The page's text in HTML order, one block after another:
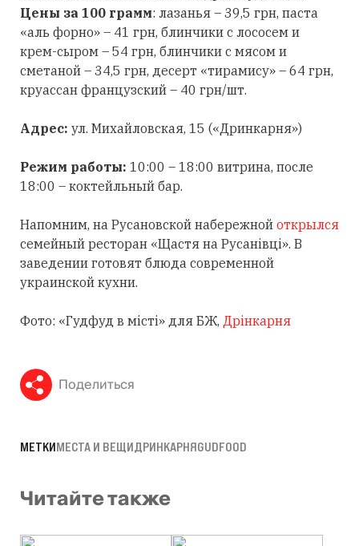
Цены за 100 грамм: лазанья – 39,5 грн, паста
«аль форно» – 41 грн, блинчики с лососем и
крем-сыром – 54 грн, блинчики с мясом и
сметаной – 34,5 грн, десерт «тирамису» – 64 грн,
круассан французский – 40 грн/шт.
Адрес: ул. Михайловская, 15 («Дринкарня»)
Режим работы: 10:00 – 18:00 витрина, после
18:00 – коктейльный бар.
Напомним, на Русановской набережной открылся
семейный ресторан «Щастя на Русанівці». В
заведении готовят блюда современной
украинской кухни.
Фото: «Гудфуд в місті» для БЖ, Дрінкарня
Поделиться
МЕТКИМЕСТА И ВЕЩИДРИНКАРНЯGUDFOOD
Читайте также